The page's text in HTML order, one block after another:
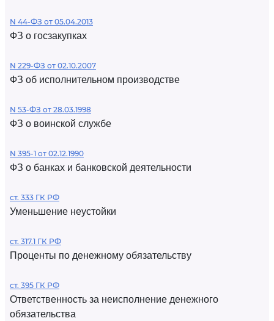
N 44-ФЗ от 05.04.2013
ФЗ о госзакупках
N 229-ФЗ от 02.10.2007
ФЗ об исполнительном производстве
N 53-ФЗ от 28.03.1998
ФЗ о воинской службе
N 395-1 от 02.12.1990
ФЗ о банках и банковской деятельности
ст. 333 ГК РФ
Уменьшение неустойки
ст. 317.1 ГК РФ
Проценты по денежному обязательству
ст. 395 ГК РФ
Ответственность за неисполнение денежного
обязательства